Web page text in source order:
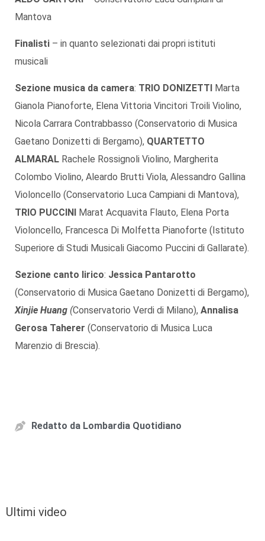
Mantova
Finalisti – in quanto selezionati dai propri istituti
musicali
Sezione musica da camera: TRIO DONIZETTI Marta
Gianola Pianoforte, Elena Vittoria Vincitori Troili Violino,
Nicola Carrara Contrabbasso (Conservatorio di Musica
Gaetano Donizetti di Bergamo), QUARTETTO
ALMARAL Rachele Rossignoli Violino, Margherita
Colombo Violino, Aleardo Brutti Viola, Alessandro Gallina
Violoncello (Conservatorio Luca Campiani di Mantova),
TRIO PUCCINI Marat Acquavita Flauto, Elena Porta
Violoncello, Francesca Di Molfetta Pianoforte (Istituto
Superiore di Studi Musicali Giacomo Puccini di Gallarate).
Sezione canto lirico: Jessica Pantarotto
(Conservatorio di Musica Gaetano Donizetti di Bergamo),
Xinjie Huang (Conservatorio Verdi di Milano), Annalisa
Gerosa Taherer (Conservatorio di Musica Luca
Marenzio di Brescia).
Redatto da Lombardia Quotidiano
Ultimi video